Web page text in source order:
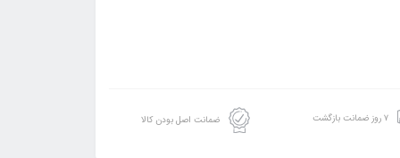
۷ روز ضمانت بازگشت ضمانت اصل بودن کالا